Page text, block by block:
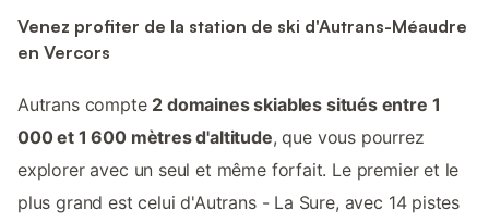
Venez profiter de la station de ski d'Autrans-Méaudre
en Vercors
Autrans compte 2 domaines skiables situés entre 1
000 et 1 600 mètres d'altitude, que vous pourrez
explorer avec un seul et même forfait. Le premier et le
plus grand est celui d'Autrans - La Sure, avec 14 pistes